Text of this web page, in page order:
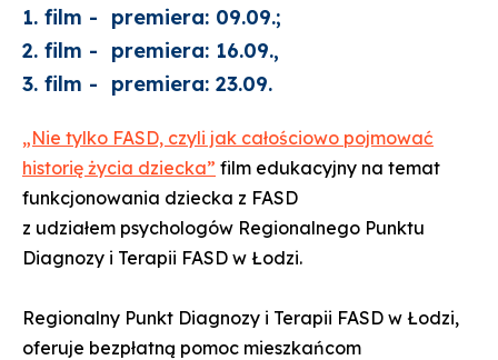
1. film - premiera: 09.09.;
2. film - premiera: 16.09.,
3. film - premiera: 23.09.
„Nie tylko FASD, czyli jak całościowo pojmować
historię życia dziecka” film edukacyjny na temat
funkcjonowania dziecka z FASD
z udziałem psychologów Regionalnego Punktu
Diagnozy i Terapii FASD w Łodzi.
Regionalny Punkt Diagnozy i Terapii FASD w Łodzi,
oferuje bezpłatną pomoc mieszkańcom